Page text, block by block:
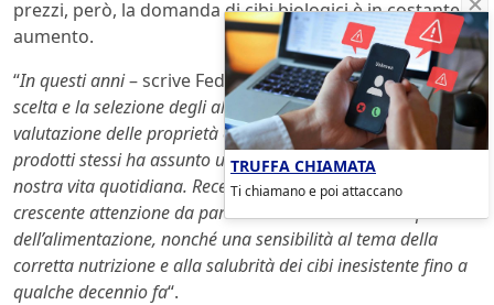
prezzi, però, la domanda di cibi biologici è in costante
aumento.
“In questi anni– scrive Federconsumatori in una nota –la
scelta e la selezione degli alimenti compiuta sulla base della
valutazione delle proprietà organolettiche e nutrizionali dei
prodotti stessi ha assunto un’importanza centrale nella
nostra vita quotidiana. Recenti indagini evidenziano una
crescente attenzione da parte del consumatore alla qualità
dell’alimentazione, nonché una sensibilità al tema della
corretta nutrizione e alla salubrità dei cibi inesistente fino a
qualche decennio fa“.
TRUFFA CHIAMATA
Ti chiamano e poi attaccano